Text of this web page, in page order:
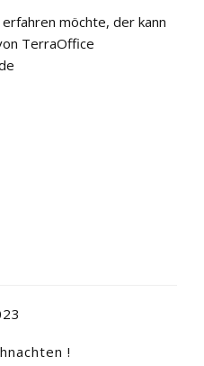
möchte, der kann
TerraOffice
!